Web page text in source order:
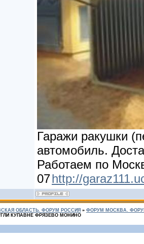
Гаражи ракушки
автомобиль.
Работаем по
07http://
ОБЛАСТЬ. ФОРУМ РОССИЯ » ФОРУМ МОСКВА.
КУПАВНЕ ФРЯЗЕВО МОНИНО